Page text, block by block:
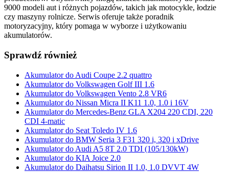
9000 modeli aut i różnych pojazdów, takich jak motocykle, łodzie
czy maszyny rolnicze. Serwis oferuje także poradnik
motoryzacyjny, który pomaga w wyborze i użytkowaniu
akumulatorów.
Sprawdź również
Akumulator do Audi Coupe 2.2 quattro
Akumulator do Volkswagen Golf III 1.6
Akumulator do Volkswagen Vento 2.8 VR6
Akumulator do Nissan Micra II K11 1.0, 1.0 i 16V
Akumulator do Mercedes-Benz GLA X204 220 CDI, 220
CDI 4-matic
Akumulator do Seat Toledo IV 1.6
Akumulator do BMW Seria 3 F31 320 i, 320 i xDrive
Akumulator do Audi A5 8T 2.0 TDI (105/130kW)
Akumulator do KIA Joice 2.0
Akumulator do Daihatsu Sirion II 1.0, 1.0 DVVT 4W